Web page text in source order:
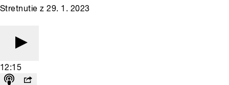
Stretnutie z 29. 1. 2023
12:15